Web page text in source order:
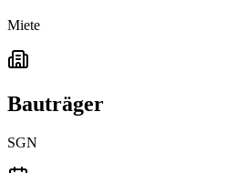
Miete
Bauträger
SGN